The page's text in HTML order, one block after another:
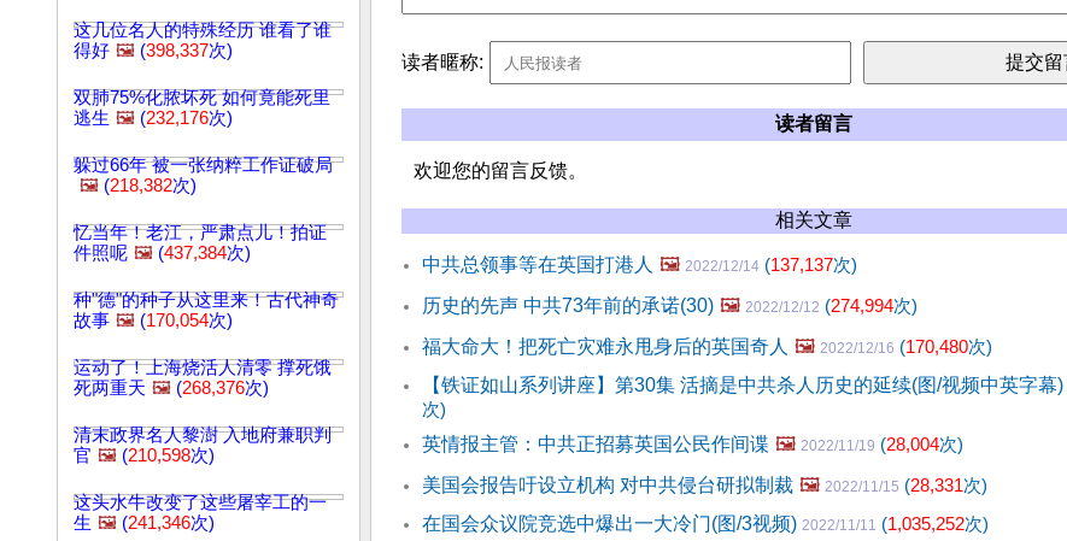
这几位名人的特殊经历 谁看了谁
得好 🖼️ (398,337次)
双肺75%化脓坏死 如何竟能死里
逃生 🖼️ (232,176次)
躲过66年 被一张纳粹工作证破局
🖼️ (218,382次)
忆当年！老江，严肃点儿！拍证
件照呢 🖼️ (437,384次)
种"德"的种子从这里来！古代神奇
故事 🖼️ (170,054次)
运动了！上海烧活人清零 撑死饿
死两重天 🖼️ (268,376次)
清末政界名人黎澍 入地府兼职判
官 🖼️ (210,598次)
这头水牛改变了这些屠宰工的一
生 🖼️ (241,346次)
读者暱称:
读者留言
欢迎您的留言反馈。
相关文章
中共总领事等在英国打港人 🖼️ 2022/12/14 (137,137次)
历史的先声 中共73年前的承诺(30) 🖼️ 2022/12/12 (274,994次)
福大命大！把死亡灾难永甩身后的英国奇人 🖼️ 2022/12/16 (170,480次)
【铁证如山系列讲座】第30集 活摘是中共杀人历史的延续(图/视频中英字幕)
次)
英情报主管：中共正招募英国公民作间谍 🖼️ 2022/11/19 (28,004次)
美国会报告吁设立机构 对中共侵台研拟制裁 🖼️ 2022/11/15 (28,331次)
在国会众议院竞选中爆出一大冷门(图/3视频) 2022/11/11 (1,035,252次)